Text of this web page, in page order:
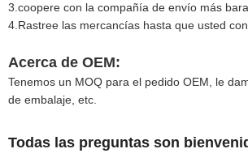
3.coopere con la compañía de envío más
4.Rastree las mercancías hasta que usted
Acerca de OEM:
Tenemos un MOQ para el pedido OEM, le
de embalaje, etc.
Todas las preguntas son